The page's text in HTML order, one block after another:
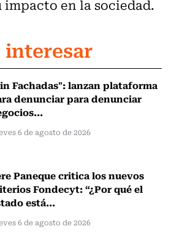
impacto en la sociedad.
interesar
Fachadas": lanzan plataforma
denunciar para denunciar
6 de agosto de 2026
Paneque critica los nuevos
Fondecyt: “¿Por qué el
está...
6 de agosto de 2026